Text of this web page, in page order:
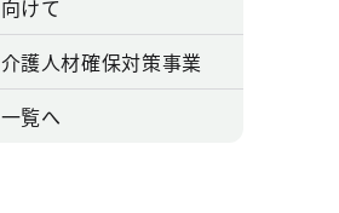
向けて
介護人材確保対策事業
一覧へ